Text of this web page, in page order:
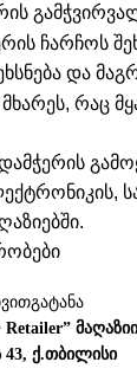
ჩარჩოს
და
რაც
ქ.თბილისი